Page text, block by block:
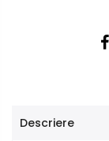
Descriere